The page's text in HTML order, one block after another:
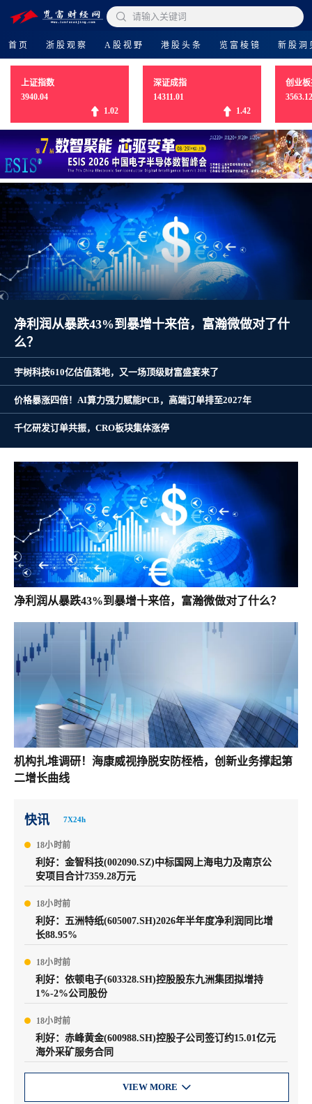
 请输入关键词
首页 浙股观察 A股视野 港股头条 览富棱镜 新股洞
上证指数
3940.04
1.02
深证成指
14311.01
1.42
创业
3563.12
净利润从暴跌43%到暴增十来倍，富瀚微做对了什
么？
宇树科技610亿估值落地，又一场顶级财富盛宴来了
价格暴涨四倍！AI算力强力赋能PCB，高端订单排至2027年
千亿研发订单共振，CRO板块集体涨停
净利润从暴跌43%到暴增十来倍，富瀚微做对了什么？
机构扎堆调研！海康威视挣脱安防桎梏，创新业务撑起第
二增长曲线
快讯 7X24h
18小时前
利好：金智科技(002090.SZ)中标国网上海电力及南京公
安项目合计7359.28万元
18小时前
利好：五洲特纸(605007.SH)2026年半年度净利润同比增
长88.95%
18小时前
利好：依顿电子(603328.SH)控股股东九洲集团拟增持
1%-2%公司股份
18小时前
利好：赤峰黄金(600988.SH)控股子公司签订约15.01亿元
海外采矿服务合同
VIEW MORE 